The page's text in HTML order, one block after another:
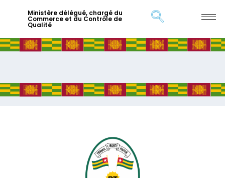
Ministère délégué, chargé du
Commerce et du Contrôle de
Qualité